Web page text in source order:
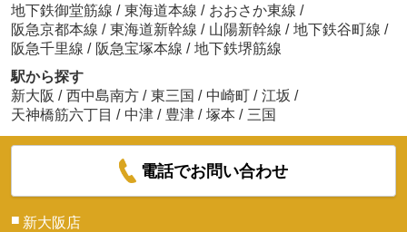
地下鉄御堂筋線 / 東海道本線 / おおさか東線 /
阪急京都本線 / 東海道新幹線 / 山陽新幹線 / 地下鉄谷町線 /
阪急千里線 / 阪急宝塚本線 / 地下鉄堺筋線
駅から探す
新大阪 / 西中島南方 / 東三国 / 中崎町 / 江坂 /
天神橋筋六丁目 / 中津 / 豊津 / 塚本 / 三国
電話でお問い合わせ
■ 新大阪店